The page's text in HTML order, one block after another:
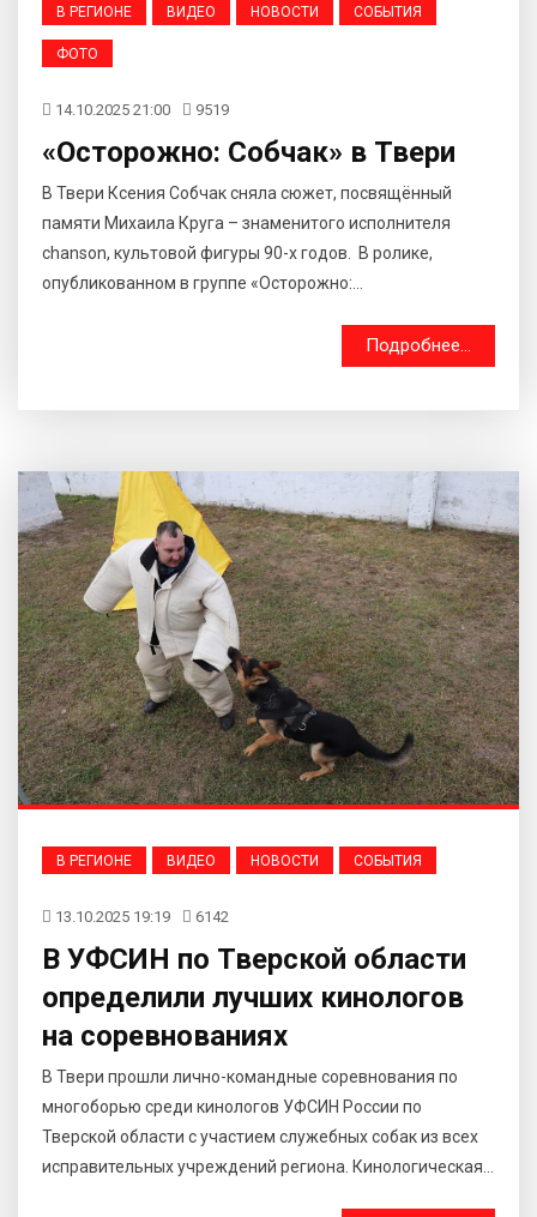
В РЕГИОНЕ ВИДЕО НОВОСТИ СОБЫТИЯ
ФОТО
14.10.2025 21:00 9519
«Осторожно: Собчак» в Твери
В Твери Ксения Собчак сняла сюжет, посвящённый
памяти Михаила Круга – знаменитого исполнителя
chanson, культовой фигуры 90-х годов. В ролике,
опубликованном в группе «Осторожно:...
Подробнее...
В РЕГИОНЕ ВИДЕО НОВОСТИ СОБЫТИЯ
13.10.2025 19:19 6142
В УФСИН по Тверской области
определили лучших кинологов
на соревнованиях
В Твери прошли лично-командные соревнования по
многоборью среди кинологов УФСИН России по
Тверской области с участием служебных собак из всех
исправительных учреждений региона. Кинологическая...